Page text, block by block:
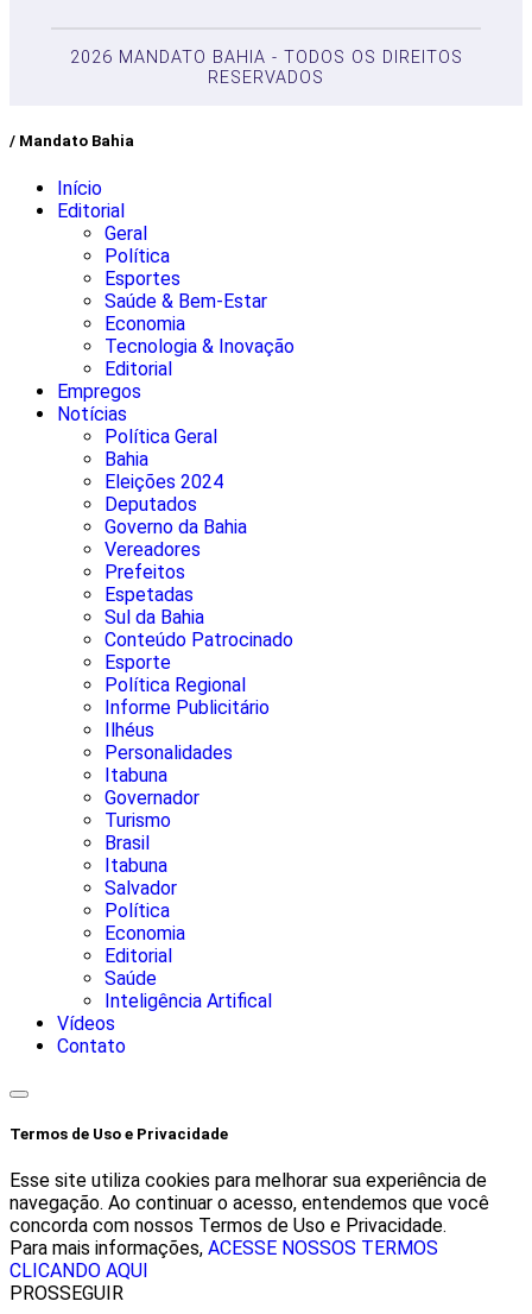
2026 MANDATO BAHIA - TODOS OS DIREITOS
RESERVADOS
/ Mandato Bahia
Início
Editorial
Geral
Política
Esportes
Saúde & Bem-Estar
Economia
Tecnologia & Inovação
Editorial
Empregos
Notícias
Política Geral
Bahia
Eleições 2024
Deputados
Governo da Bahia
Vereadores
Prefeitos
Espetadas
Sul da Bahia
Conteúdo Patrocinado
Esporte
Política Regional
Informe Publicitário
Ilhéus
Personalidades
Itabuna
Governador
Turismo
Brasil
Itabuna
Salvador
Política
Economia
Editorial
Saúde
Inteligência Artifical
Vídeos
Contato
Termos de Uso e Privacidade
Esse site utiliza cookies para melhorar sua experiência de
navegação. Ao continuar o acesso, entendemos que você
concorda com nossos Termos de Uso e Privacidade.
Para mais informações, ACESSE NOSSOS TERMOS
CLICANDO AQUI
PROSSEGUIR